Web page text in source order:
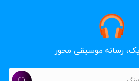
رسانه موسیقی محور